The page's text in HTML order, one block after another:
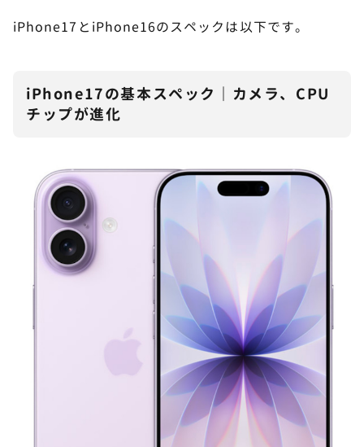
iPhone17とiPhone16のスペックは以下です。
iPhone17の基本スペック｜カメラ、CPU
チップが進化